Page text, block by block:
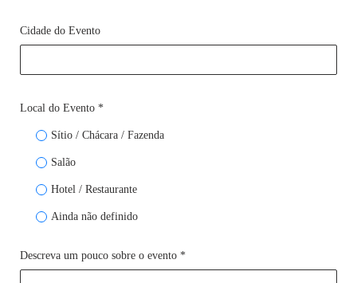
Cidade do Evento
Local do Evento *
Sítio / Chácara / Fazenda
Salão
Hotel / Restaurante
Ainda não definido
Descreva um pouco sobre o evento *